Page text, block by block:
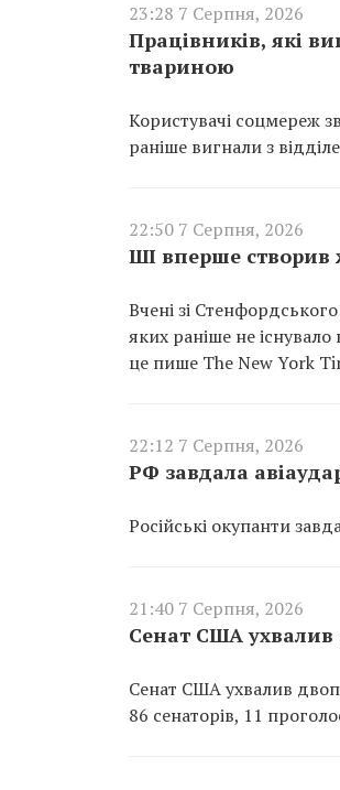
23:28 7 Серпня, 2026
Працівників, які
твариною
Користувачі соцмереж
раніше вигнали з
22:50 7 Серпня, 2026
ШІ вперше створив
Вчені зі
яких раніше не
це пише The New York
22:12 7 Серпня, 2026
РФ завдала
Російські окупанти
21:40 7 Серпня, 2026
Сенат США ухвалив
Сенат США ухвалив
86 сенаторів, 11